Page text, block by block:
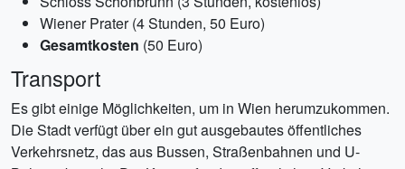
Wiener Prater (4 Stunden, 50 Euro)
Gesamtkosten (50 Euro)
Transport
Es gibt einige Möglichkeiten, um in Wien herumzukommen.
Die Stadt verfügt über ein gut ausgebautes öffentliches
Verkehrsnetz, das aus Bussen, Straßenbahnen und U-